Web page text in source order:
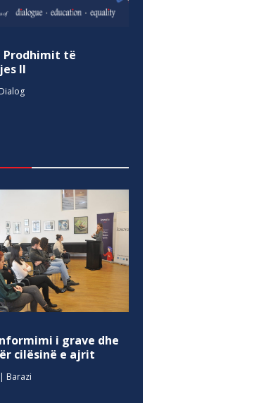
Prodhimit të
II
Dialog
i grave dhe
cilësinë e ajrit
| Barazi